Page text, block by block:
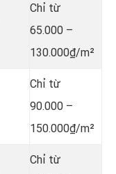
Chỉ từ
65.000 –
130.000₫/m²
Chỉ từ
90.000 –
150.000₫/m²
Chỉ từ